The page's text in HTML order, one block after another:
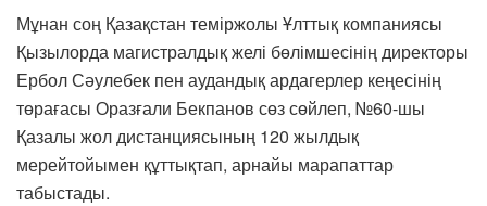
Мұнан соң Қазақстан теміржолы Ұлттық компаниясы
Қызылорда магистралдық желі бөлімшесінің директоры
Ербол Сәулебек пен аудандық ардагерлер кеңесінің
төрағасы Оразғали Бекпанов сөз сөйлеп, №60-шы
Қазалы жол дистанциясының 120 жылдық
мерейтойымен құттықтап, арнайы марапаттар
табыстады.